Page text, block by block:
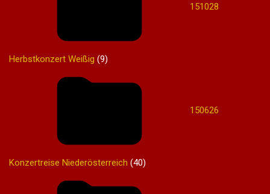
151028
Herbstkonzert Weißig (9)
150626
Konzertreise Niederösterreich (40)